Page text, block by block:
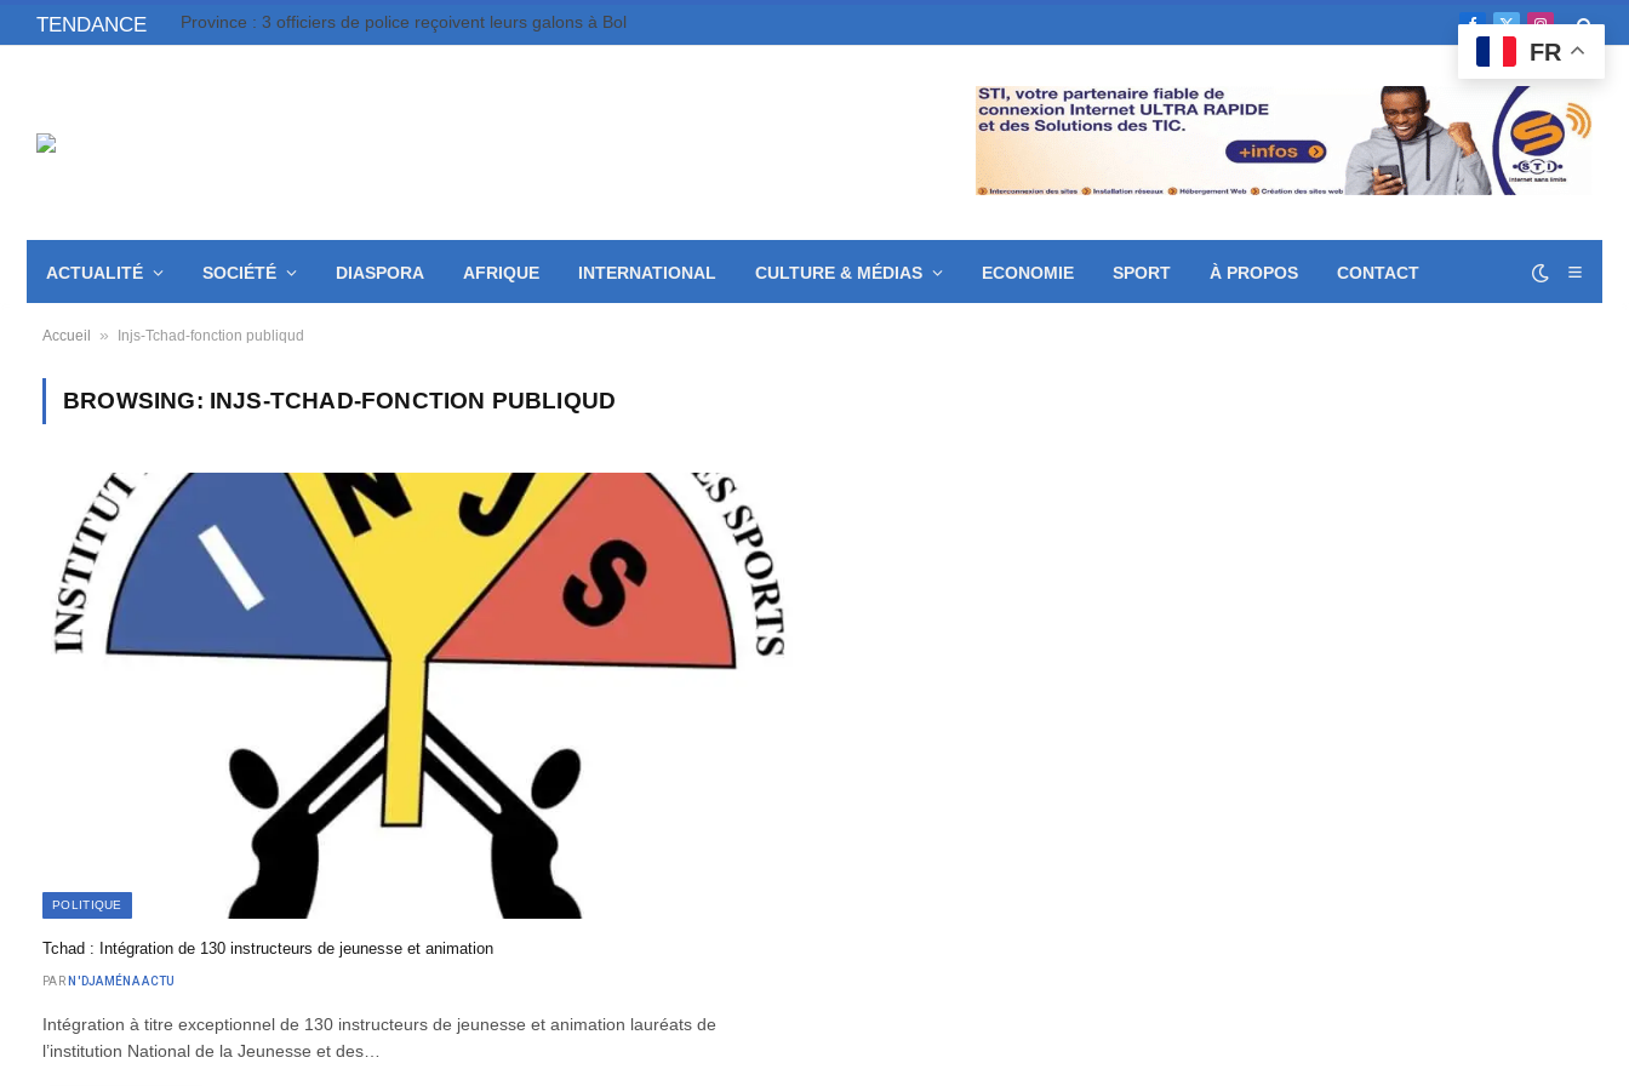
TENDANCE Province : 3 officiers de police reçoivent leurs galons à Bol
Facebook
X
(Twitter)
ACTUALITÉ SOCIÉTÉ DIASPORA AFRIQUE INTERNATIONAL CULTURE & MÉDIAS ECONOMIE SPORT À PROPOS CONTACT
Accueil » Injs-Tchad-fonction publiqud
BROWSING: INJS-TCHAD-FONCTION PUBLIQUD
POLITIQUE
Tchad : Intégration de 130 instructeurs de jeunesse et animation
PAR N'DJAMÉNA ACTU
Intégration à titre exceptionnel de 130 instructeurs de jeunesse et animation lauréats de
l’institution National de la Jeunesse et des…
FR